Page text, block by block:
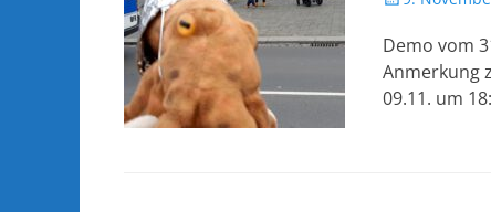
Demo vom
Anmerkung
09.11. um